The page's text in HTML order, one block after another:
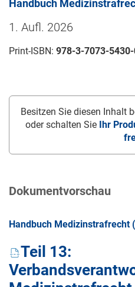
Handbuch
1. Aufl. 2026
Print-ISBN: 978-3-7073-
Besitzen Sie diesen Inhalt
oder schalten Sie Ihr
Dokumentvorschau
Handbuch Medizinstrafrecht
Teil 13: